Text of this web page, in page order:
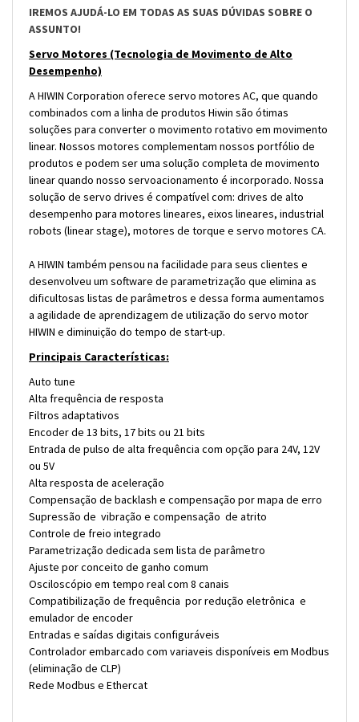
IREMOS AJUDÁ-LO EM TODAS AS SUAS DÚVIDAS SOBRE O
ASSUNTO!
Servo Motores (Tecnologia de Movimento de Alto
Desempenho)
A HIWIN Corporation oferece servo motores AC, que quando
combinados com a linha de produtos Hiwin são ótimas
soluções para converter o movimento rotativo em movimento
linear. Nossos motores complementam nossos portfólio de
produtos e podem ser uma solução completa de movimento
linear quando nosso servoacionamento é incorporado. Nossa
solução de servo drives é compatível com: drives de alto
desempenho para motores lineares, eixos lineares, industrial
robots (linear stage), motores de torque e servo motores CA.
A HIWIN também pensou na facilidade para seus clientes e
desenvolveu um software de parametrização que elimina as
dificultosas listas de parâmetros e dessa forma aumentamos
a agilidade de aprendizagem de utilização do servo motor
HIWIN e diminuição do tempo de start-up.
Principais Características:
Auto tune
Alta frequência de resposta
Filtros adaptativos
Encoder de 13 bits, 17 bits ou 21 bits
Entrada de pulso de alta frequência com opção para 24V, 12V
ou 5V
Alta resposta de aceleração
Compensação de backlash e compensação por mapa de erro
Supressão de vibração e compensação de atrito
Controle de freio integrado
Parametrização dedicada sem lista de parâmetro
Ajuste por conceito de ganho comum
Osciloscópio em tempo real com 8 canais
Compatibilização de frequência por redução eletrônica e
emulador de encoder
Entradas e saídas digitais configuráveis
Controlador embarcado com variaveis disponíveis em Modbus
(eliminação de CLP)
Rede Modbus e Ethercat